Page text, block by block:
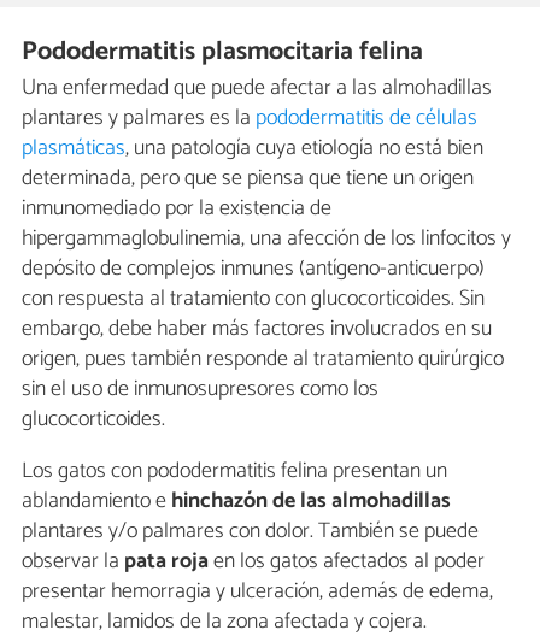
Pododermatitis plasmocitaria felina
Una enfermedad que puede afectar a las almohadillas
plantares y palmares es la pododermatitis de células
plasmáticas, una patología cuya etiología no está bien
determinada, pero que se piensa que tiene un origen
inmunomediado por la existencia de
hipergammaglobulinemia, una afección de los linfocitos y
depósito de complejos inmunes (antígeno-anticuerpo)
con respuesta al tratamiento con glucocorticoides. Sin
embargo, debe haber más factores involucrados en su
origen, pues también responde al tratamiento quirúrgico
sin el uso de inmunosupresores como los
glucocorticoides.
Los gatos con pododermatitis felina presentan un
ablandamiento ehinchazón de las almohadillas
plantares y/o palmares con dolor. También se puede
observar la pata rojaen los gatos afectados al poder
presentar hemorragia y ulceración, además de edema,
malestar, lamidos de la zona afectada y cojera.